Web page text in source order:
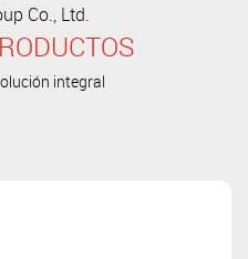
Co., Ltd.
integral